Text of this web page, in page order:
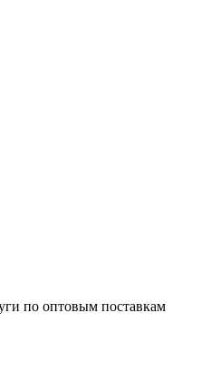
по оптовым поставкам